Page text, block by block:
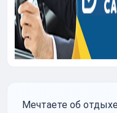
Мечтаете об